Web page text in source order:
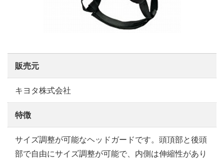
販売元
キヨタ株式会社
特徴
サイズ調整が可能なヘッドガードです。頭頂部と後頭
部で自由にサイズ調整が可能で、内側は伸縮性があり